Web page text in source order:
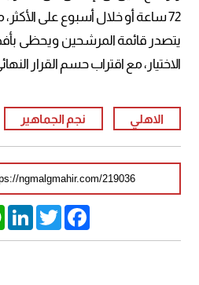
72 ساعة أو خلال أسبوع على
يتصدر قائمة المرشحين ويحظى
الاختيار، مع اقتراب حسم القرار
الاهلي نجم الجماهير
Twitter
Facebook